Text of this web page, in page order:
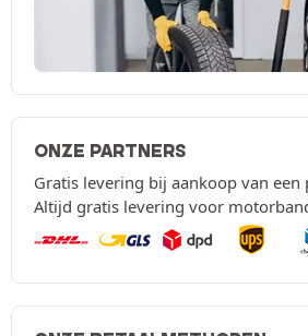
ONZE PARTNERS
Gratis levering bij aankoop van een
Altijd gratis levering voor